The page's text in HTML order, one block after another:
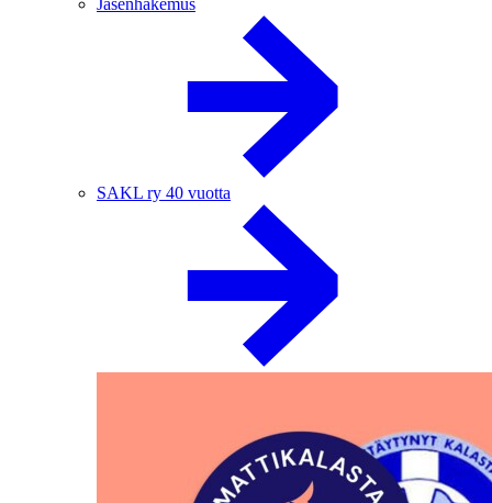
Jäsenhakemus
SAKL ry 40 vuotta